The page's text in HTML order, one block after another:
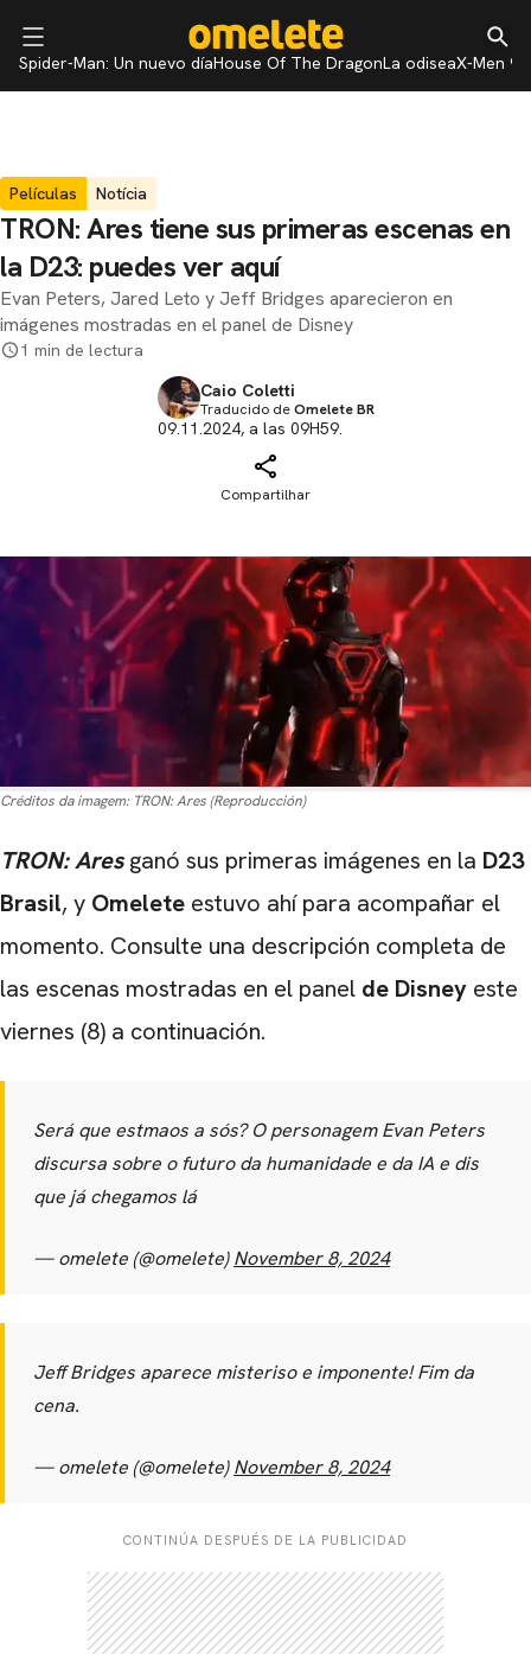
Spider-Man: Un nuevo díaHouse Of The DragonLa odiseaX-Men 97
Películas Notícia
TRON: Ares tiene sus primeras escenas en
la D23: puedes ver aquí
Evan Peters, Jared Leto y Jeff Bridges aparecieron en
imágenes mostradas en el panel de Disney
1 min de lectura
Caio Coletti
Traducido deOmelete BR
09.11.2024, a las 09H59.
Compartilhar
Créditos da imagem: TRON: Ares (Reproducción)
TRON: Ares ganó sus primeras imágenes en la D23
Brasil, y Omelete estuvo ahí para acompañar el
momento. Consulte una descripción completa de
las escenas mostradas en el panel de Disney este
viernes (8) a continuación.
Será que estmaos a sós? O personagem Evan Peters
discursa sobre o futuro da humanidade e da IA e dis
que já chegamos lá
— omelete (@omelete)November 8, 2024
Jeff Bridges aparece misteriso e imponente! Fim da
cena.
— omelete (@omelete)November 8, 2024
CONTINÚA DESPUÉS DE LA PUBLICIDAD